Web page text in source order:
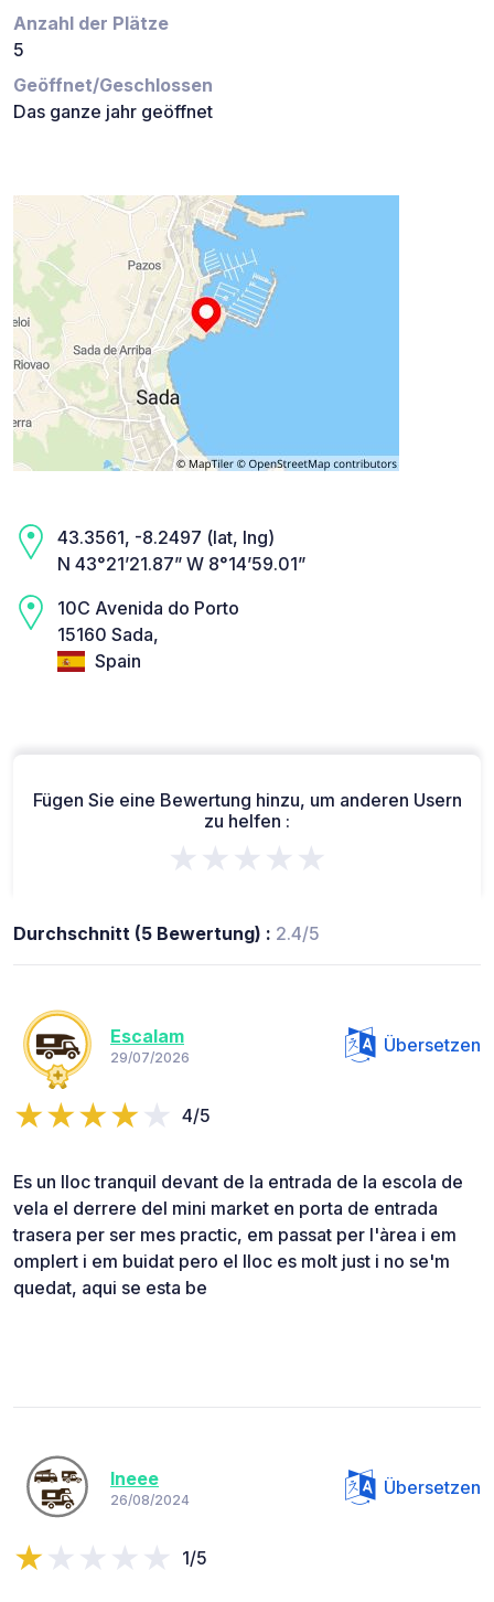
Anzahl der Plätze
5
Geöffnet/Geschlossen
Das ganze jahr geöffnet
43.3561, -8.2497 (lat, lng)
N 43°21’21.87” W 8°14’59.01”
10C Avenida do Porto
15160 Sada,
Spain
Fügen Sie eine Bewertung hinzu, um anderen Usern
zu helfen :
★★★★★
Durchschnitt (5 Bewertung) : 2.4/5
Escalam
29/07/2026
Übersetzen
4/5
Es un lloc tranquil devant de la entrada de la escola de
vela el derrere del mini market en porta de entrada
trasera per ser mes practic, em passat per l'àrea i em
omplert i em buidat pero el lloc es molt just i no se'm
quedat, aqui se esta be
Ineee
26/08/2024
Übersetzen
1/5